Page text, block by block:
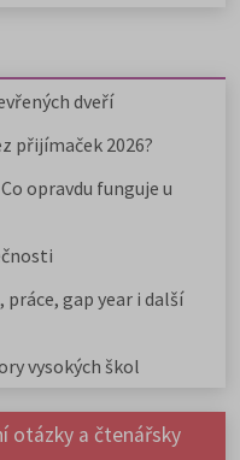
dveří
přijímaček 2026?
opravdu funguje u
práce, gap year i další
vysokých škol
otázky a čtenářsky